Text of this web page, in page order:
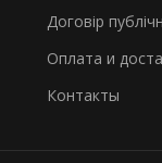
Договір
Оплата и
Контакты